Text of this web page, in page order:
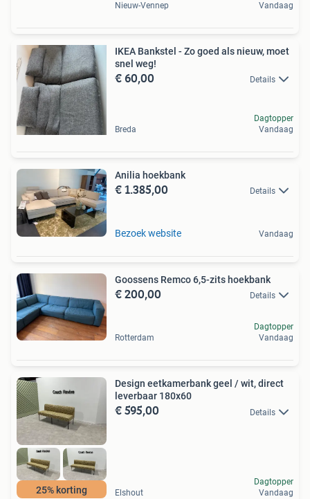
Nieuw-Vennep
Vandaag
IKEA Bankstel - Zo goed als nieuw, moet
snel weg!
€ 60,00 Details
Breda
Dagtopper
Vandaag
Anilia hoekbank
€ 1.385,00 Details
Bezoek website Vandaag
Goossens Remco 6,5-zits hoekbank
€ 200,00 Details
Rotterdam
Dagtopper
Vandaag
25% korting
Design eetkamerbank geel / wit, direct
leverbaar 180x60
€ 595,00 Details
Elshout
Dagtopper
Vandaag